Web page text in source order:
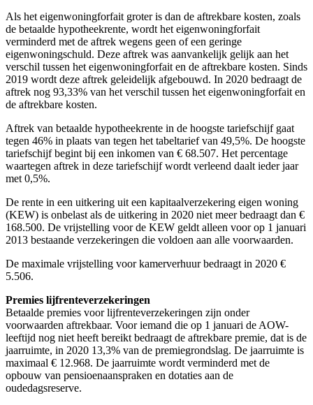
Als het eigenwoningforfait groter is dan de aftrekbare kosten, zoals
de betaalde hypotheekrente, wordt het eigenwoningforfait
verminderd met de aftrek wegens geen of een geringe
eigenwoningschuld. Deze aftrek was aanvankelijk gelijk aan het
verschil tussen het eigenwoningforfait en de aftrekbare kosten. Sinds
2019 wordt deze aftrek geleidelijk afgebouwd. In 2020 bedraagt de
aftrek nog 93,33% van het verschil tussen het eigenwoningforfait en
de aftrekbare kosten.
Aftrek van betaalde hypotheekrente in de hoogste tariefschijf gaat
tegen 46% in plaats van tegen het tabeltarief van 49,5%. De hoogste
tariefschijf begint bij een inkomen van € 68.507. Het percentage
waartegen aftrek in deze tariefschijf wordt verleend daalt ieder jaar
met 0,5%.
De rente in een uitkering uit een kapitaalverzekering eigen woning
(KEW) is onbelast als de uitkering in 2020 niet meer bedraagt dan €
168.500. De vrijstelling voor de KEW geldt alleen voor op 1 januari
2013 bestaande verzekeringen die voldoen aan alle voorwaarden.
De maximale vrijstelling voor kamerverhuur bedraagt in 2020 €
5.506.
Premies lijfrenteverzekeringen
Betaalde premies voor lijfrenteverzekeringen zijn onder
voorwaarden aftrekbaar. Voor iemand die op 1 januari de AOW-
leeftijd nog niet heeft bereikt bedraagt de aftrekbare premie, dat is de
jaarruimte, in 2020 13,3% van de premiegrondslag. De jaarruimte is
maximaal € 12.968. De jaarruimte wordt verminderd met de
opbouw van pensioenaanspraken en dotaties aan de
oudedagsreserve.